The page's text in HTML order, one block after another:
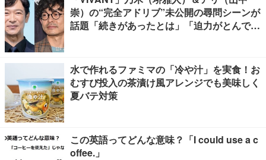
崇）の“完全アドリブ”未公開の尋問シーンが
話題「続きがあったとは」「迫力がとんでも
水で作れるファミマの「冷や汁」を実食！お
むすび投入の茶漬け風アレンジでも美味しく
夏バテ対策
この英語ってどんな意味？「I could use a c
offee.」